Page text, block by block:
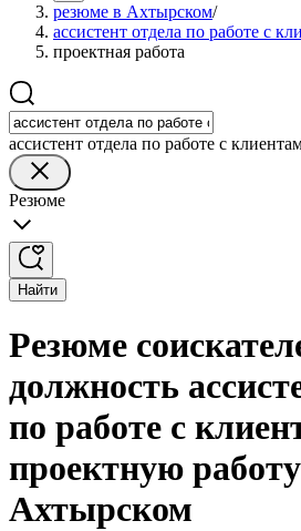
резюме в Ахтырском/
ассистент отдела по работе с
проектная работа
ассистент отдела по работе с
Резюме
Найти
Резюме
должность
по работе с
проектную
Ахтырском